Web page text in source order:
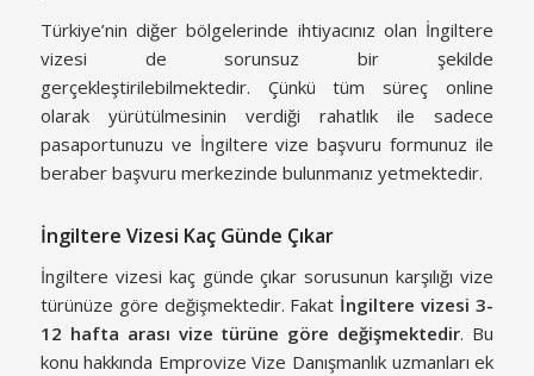
Türkiye’nin diğer bölgelerinde ihtiyacınız olan İngiltere
vizesi de sorunsuz bir şekilde
gerçekleştirilebilmektedir. Çünkü tüm süreç online
olarak yürütülmesinin verdiği rahatlık ile sadece
pasaportunuzu ve İngiltere vize başvuru formunuz ile
beraber başvuru merkezinde bulunmanız yetmektedir.
İngiltere Vizesi Kaç Günde Çıkar
İngiltere vizesi kaç günde çıkar sorusunun karşılığı vize
türünüze göre değişmektedir. Fakat İngiltere vizesi 3-
12 hafta arası vize türüne göre değişmektedir. Bu
konu hakkında Emprovize Vize Danışmanlık uzmanları ek